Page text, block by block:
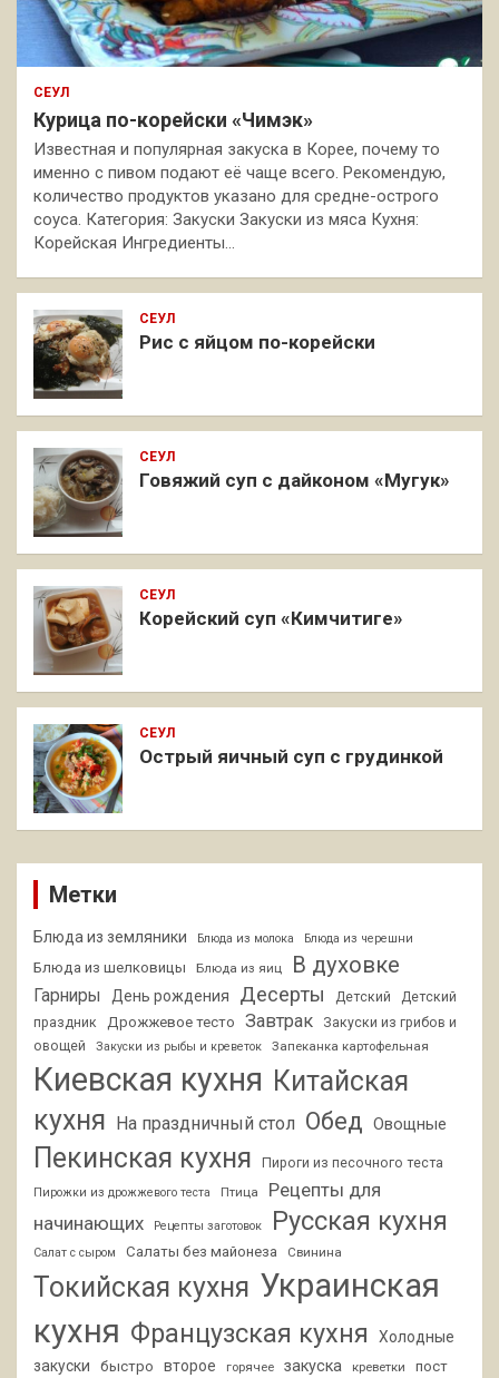
СЕУЛ
Курица по-корейски «Чимэк»
Известная и популярная закуска в Корее, почему то
именно с пивом подают её чаще всего. Рекомендую,
количество продуктов указано для средне-острого
соуса. Категория: Закуски Закуски из мяса Кухня:
Корейская Ингредиенты…
СЕУЛ
Рис с яйцом по-корейски
СЕУЛ
Говяжий суп с дайконом «Мугук»
СЕУЛ
Корейский суп «Кимчитиге»
СЕУЛ
Острый яичный суп с грудинкой
Метки
Блюда из земляники Блюда из молока Блюда из черешни
Блюда из шелковицы Блюда из яиц В духовке
Гарниры День рождения Десерты Детский
Детский
праздник
Дрожжевое тесто Завтрак
Закуски из грибов и
овощей
Закуски из рыбы и креветок Запеканка картофельная
Киевская кухня Китайская
кухня
На праздничный стол Обед Овощные
Пекинская кухня Пироги из песочного теста
Пирожки из дрожжевого теста Птица
Рецепты для
начинающих
Рецепты заготовок Русская кухня
Салат с сыром Салаты без майонеза Свинина
Токийская кухня Украинская
кухня Французская кухня
Холодные
закуски
быстро второе горячее закуска креветки пост